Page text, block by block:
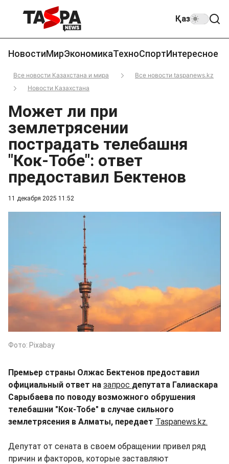
Қаз
НовостиМирЭкономикаТехноСпортИнтересное
Все новости Казахстана и мира
Все новости taspanews.kz
Новости Казахстана
11 декабря 2025 11:52
Может ли при
землетрясении
пострадать телебашня
"Кок-Тобе": ответ
предоставил Бектенов
Фото: Pixabay
Премьер страны Олжас Бектенов предоставил
официальный ответ на запрос депутата Галиаскара
Сарыбаева по поводу возможного обрушения
телебашни "Кок-Тобе" в случае сильного
землетрясения в Алматы, передает Taspanews.kz.
Депутат от сената в своем обращении привел ряд
причин и факторов, которые заставляют